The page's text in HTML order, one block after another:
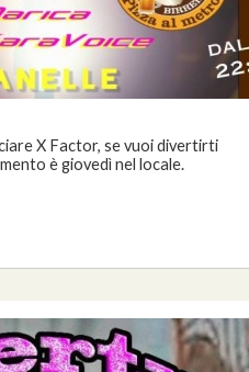
X Factor, se vuoi divertirti
è giovedì nel locale.